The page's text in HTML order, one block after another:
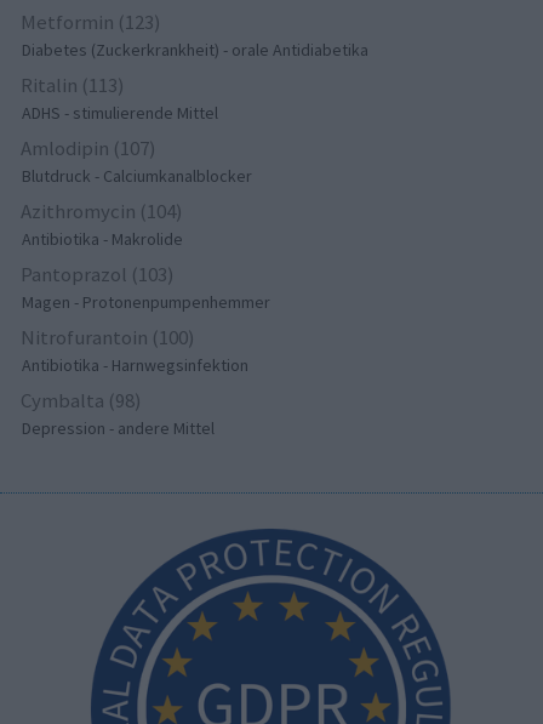
Metformin (123)
Diabetes (Zuckerkrankheit) - orale Antidiabetika
Ritalin (113)
ADHS - stimulierende Mittel
Amlodipin (107)
Blutdruck - Calciumkanalblocker
Azithromycin (104)
Antibiotika - Makrolide
Pantoprazol (103)
Magen - Protonenpumpenhemmer
Nitrofurantoin (100)
Antibiotika - Harnwegsinfektion
Cymbalta (98)
Depression - andere Mittel